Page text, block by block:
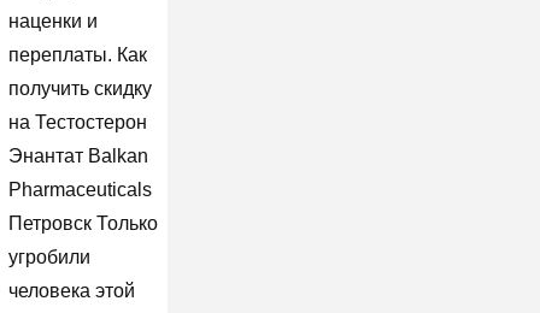
наценки и
переплаты. Как
получить скидку
на Тестостерон
Энантат Balkan
Pharmaceuticals
Петровск Только
угробили
человека этой